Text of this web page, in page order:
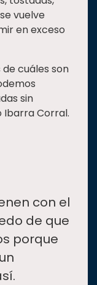
vuelve
en exceso
cuáles son
sin
Ibarra Corral.
con el
de que
porque